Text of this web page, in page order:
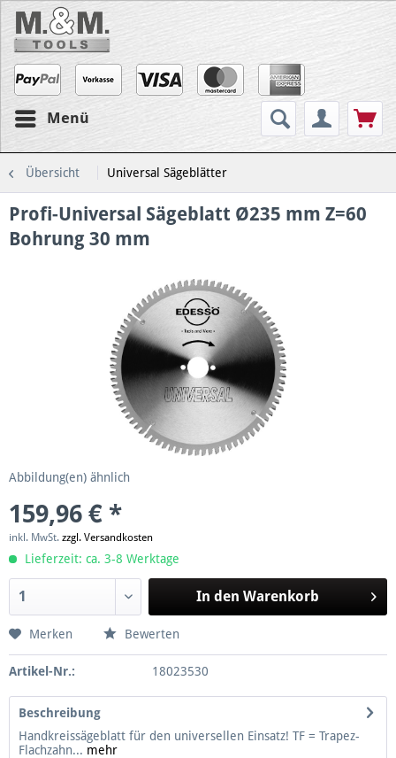
Menü
Übersicht Universal Sägeblätter
Profi-Universal Sägeblatt Ø235 mm Z=60
Bohrung 30 mm
Abbildung(en) ähnlich
159,96 € *
inkl. MwSt. zzgl. Versandkosten
Lieferzeit: ca. 3-8 Werktage
In den Warenkorb
Merken Bewerten
Artikel-Nr.: 18023530
Beschreibung
Handkreissägeblatt für den universellen Einsatz! TF = Trapez-
Flachzahn... mehr